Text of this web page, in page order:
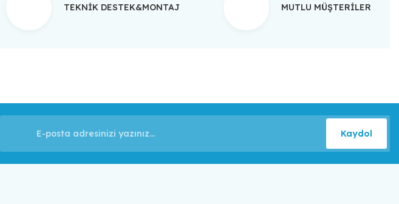
TEKNİK DESTEK&MONTAJ MUTLU MÜŞTERİLER
Kaydol